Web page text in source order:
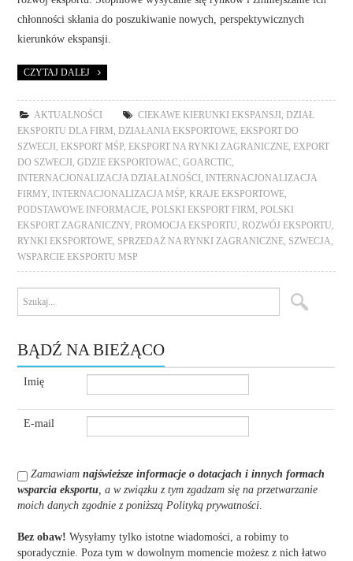
chłonności skłania do poszukiwanie nowych, perspektywicznych
kierunków ekspansji.
CZYTAJ DALEJ
AKTUALNOŚCI CIEKAWE KIERUNKI EKSPANSJI ,DZIAŁ
EKSPORTU DLA FIRM ,DZIAŁANIA EKSPORTOWE ,EKSPORT DO
SZWECJI
,EKSPORT MŚP ,EKSPORT NA RYNKI ZAGRANICZNE ,EXPORT
DO SZWECJI
,GDZIE EKSPORTOWAC ,GOARCTIC
INTERNACJONALIZACJA DZIAŁALNOŚCI
INTERNACJONALIZACJA
FIRMY
INTERNACJONALIZACJA MŚP ,KRAJE EKSPORTOWE
PODSTAWOWE INFORMACJE ,POLSKI EKSPORT FIRM ,POLSKI
EKSPORT ZAGRANICZNY ,PROMOCJA EKSPORTU ,ROZWÓJ EKSPORTU
RYNKI EKSPORTOWE SPRZEDAŻ NA RYNKI ZAGRANICZNE SZWECJA
WSPARCIE EKSPORTU MSP
BĄDŹ NA BIEŻĄCO
Imię
E-mail
Zamawiamnajświeższe informacje o dotacjach i innych formach
wsparcia eksportu , a w związku z tym zgadzam się na przetwarzanie
moich danych zgodnie z poniższą Polityką prywatności
Bez obaw! Wysyłamy tylko istotne wiadomości, a robimy to
sporadycznie. Poza tym w dowolnym momencie możesz z nich łatwo